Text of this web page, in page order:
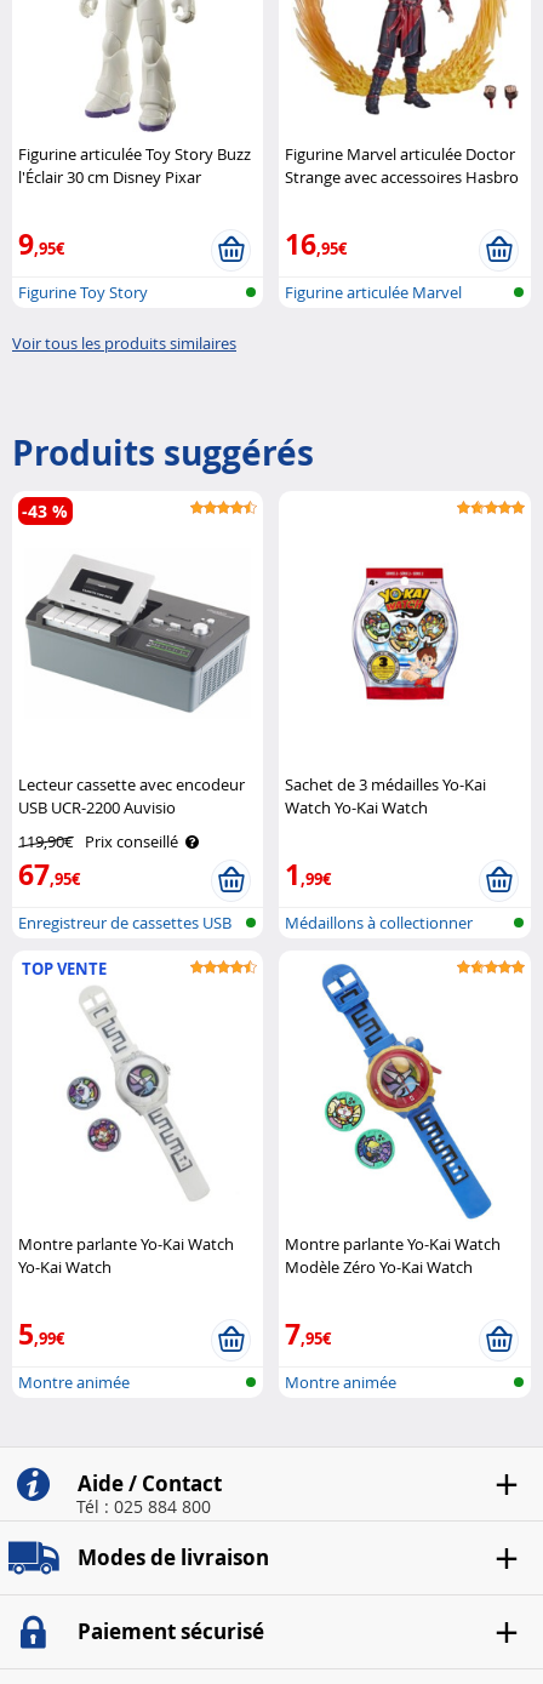
Figurine articulée Toy Story Buzz
l'Éclair 30 cm Disney Pixar
9,95€
Figurine Toy Story
Figurine Marvel articulée Doctor
Strange avec accessoires Hasbro
16,95€
Figurine articulée Marvel
Voir tous les produits similaires
Produits suggérés
Lecteur cassette avec encodeur
USB UCR-2200 Auvisio
119,90€ Prix conseillé
67,95€
-43 %
Enregistreur de cassettes USB
Sachet de 3 médailles Yo-Kai
Watch Yo-Kai Watch
1,99€
Médaillons à collectionner
TOP VENTE
Montre parlante Yo-Kai Watch
Yo-Kai Watch
5,99€
Montre animée
Montre parlante Yo-Kai Watch
Modèle Zéro Yo-Kai Watch
7,95€
Montre animée
Aide / Contact
Tél : 025 884 800
Modes de livraison
Paiement sécurisé